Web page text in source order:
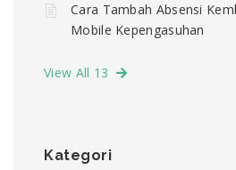
Cara Tambah Absensi
Mobile Kepengasuhan
View All 13
Kategori